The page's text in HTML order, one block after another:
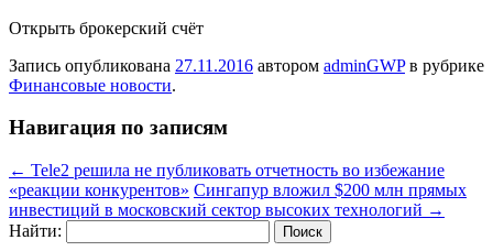
Открыть брокерский счёт
Запись опубликована 27.11.2016 автором adminGWPв рубрике
Финансовые новости.
Навигация по записям
← Tele2 решила не публиковать отчетность во избежание
«реакции конкурентов» Сингапур вложил $200 млн прямых
инвестиций в московский сектор высоких технологий →
Найти: